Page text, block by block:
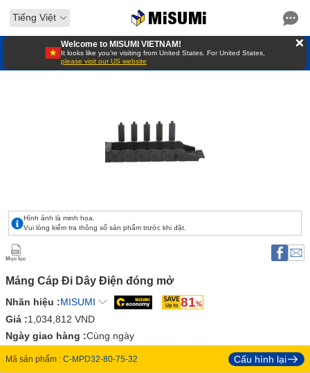
Tiếng Việt
Welcome to MISUMI VIETNAM!
It looks like you’re visiting from United States. For United States,
please visit our US website
Hình ảnh là minh họa.
Vui lòng kiểm tra thông số sản phẩm trước khi đặt.
Mục lục
Máng Cáp Đi Dây Điện đóng mở
Nhãn hiệu :MISUMI 81
Giá :1,034,812 VND
Ngày giao hàng :Cùng ngày
Mã sản phẩm : C-MPD32-80-75-32 Cấu hình lại